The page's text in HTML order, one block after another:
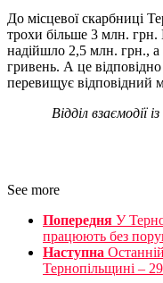
До місцевої скарбниці
трохи більше 3 млн. грн.
надійшло 2,5 млн. грн., а
гривень. А це
перевищує відповідний
Відділ взаємодії
See more
Попередня У
працюють без
Наступна
Тернопільщині –